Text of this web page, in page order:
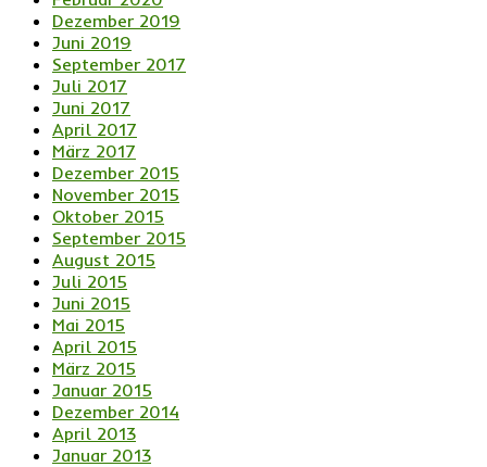
Dezember 2019
Juni 2019
September 2017
Juli 2017
Juni 2017
April 2017
März 2017
Dezember 2015
November 2015
Oktober 2015
September 2015
August 2015
Juli 2015
Juni 2015
Mai 2015
April 2015
März 2015
Januar 2015
Dezember 2014
April 2013
Januar 2013